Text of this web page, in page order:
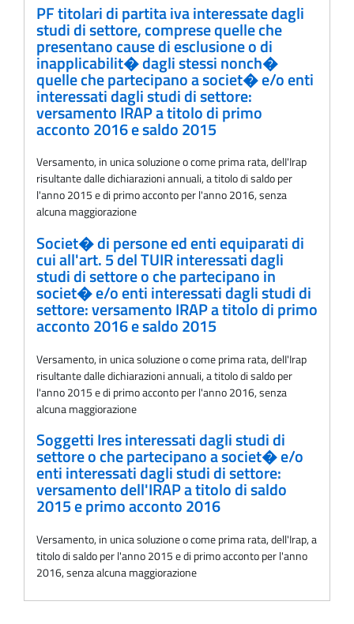
PF titolari di partita iva interessate dagli
studi di settore, comprese quelle che
presentano cause di esclusione o di
inapplicabilit� dagli stessi nonch�
quelle che partecipano a societ� e/o enti
interessati dagli studi di settore:
versamento IRAP a titolo di primo
acconto 2016 e saldo 2015
Versamento, in unica soluzione o come prima rata, delI'Irap
risultante dalle dichiarazioni annuali, a titolo di saldo per
l'anno 2015 e di primo acconto per l'anno 2016, senza
alcuna maggiorazione
Societ� di persone ed enti equiparati di
cui all'art. 5 del TUIR interessati dagli
studi di settore o che partecipano in
societ� e/o enti interessati dagli studi di
settore: versamento IRAP a titolo di primo
acconto 2016 e saldo 2015
Versamento, in unica soluzione o come prima rata, delI'Irap
risultante dalle dichiarazioni annuali, a titolo di saldo per
l'anno 2015 e di primo acconto per l'anno 2016, senza
alcuna maggiorazione
Soggetti Ires interessati dagli studi di
settore o che partecipano a societ� e/o
enti interessati dagli studi di settore:
versamento dell'IRAP a titolo di saldo
2015 e primo acconto 2016
Versamento, in unica soluzione o come prima rata, dell'Irap, a
titolo di saldo per l'anno 2015 e di primo acconto per l'anno
2016, senza alcuna maggiorazione